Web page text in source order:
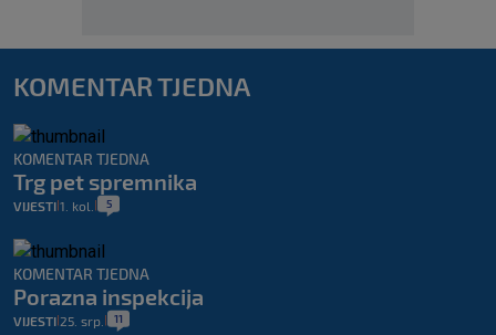
KOMENTAR TJEDNA
KOMENTAR TJEDNA
Trg pet spremnika
VIJESTI 1. kol. 5
KOMENTAR TJEDNA
Porazna inspekcija
VIJESTI 25. srp. 11